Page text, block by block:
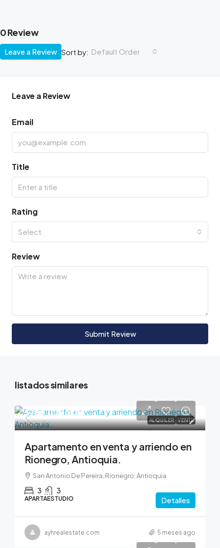
0 Review
Sort by: Default Order
Leave a Review
Leave a Review
Email
Title
Rating
Select
Review
Submit Review
listados similares
ALQUILER VENTA
$780,000,000
Apartamento en venta y arriendo en
Rionegro, Antioquia.
San Antonio De Pereira, Rionegro, Antioquia
3 3
APARTAESTUDIO Detalles
ayhrealestate.com 5 meses ago